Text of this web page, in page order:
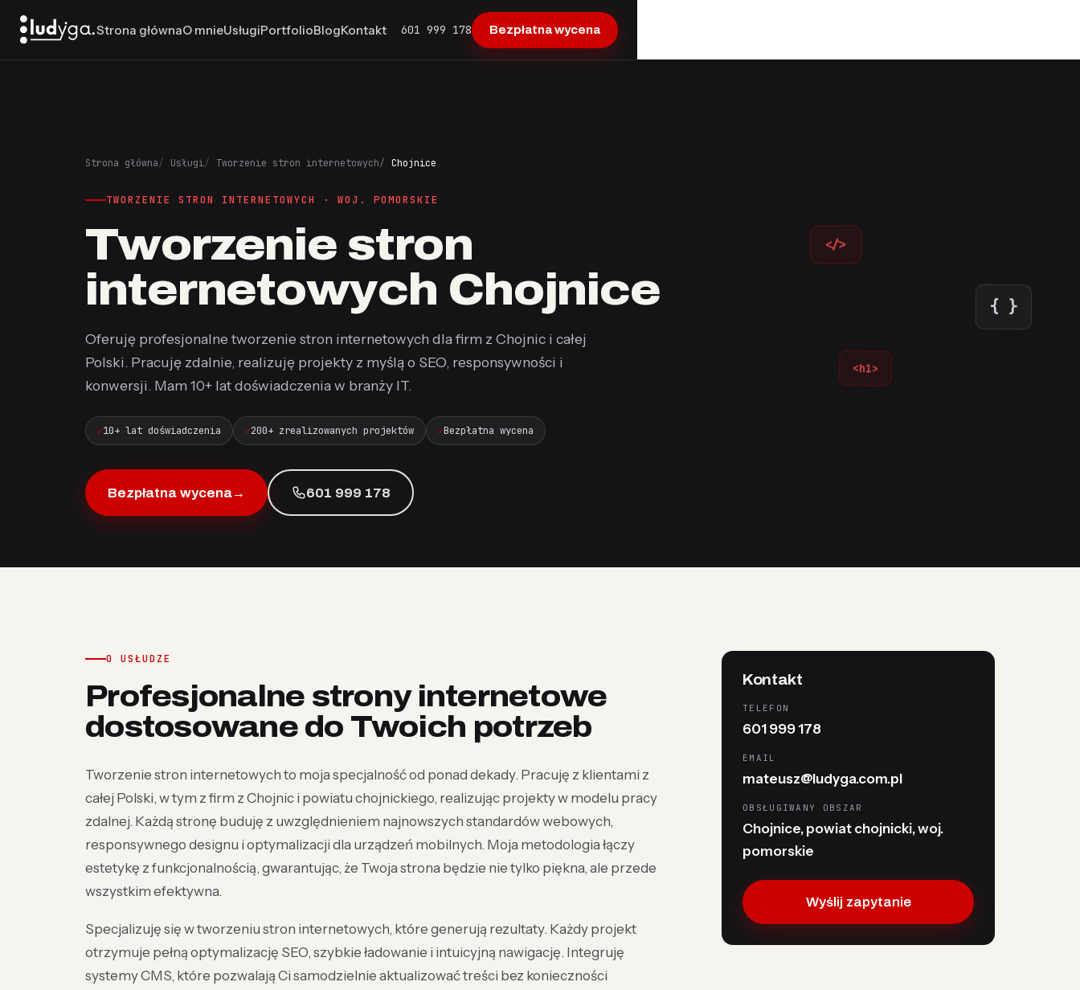
Strona głównaO mnieUsługiPortfolioBlogKontakt 601 999 178 Bezpłatna wycena
</>
{ }
<h1>
Strona główna Usługi Tworzenie stron internetowych Chojnice
TWORZENIE STRON INTERNETOWYCH · WOJ. POMORSKIE
Tworzenie stron
internetowych Chojnice
Oferuję profesjonalne tworzenie stron internetowych dla firm z Chojnic i całej
Polski. Pracuję zdalnie, realizuję projekty z myślą o SEO, responsywności i
konwersji. Mam 10+ lat doświadczenia w branży IT.
10+ lat doświadczenia 200+ zrealizowanych projektów Bezpłatna wycena
Bezpłatna wycena→ 601 999 178
O USŁUDZE
Profesjonalne strony internetowe
dostosowane do Twoich potrzeb
Tworzenie stron internetowych to moja specjalność od ponad dekady. Pracuję z klientami z
całej Polski, w tym z firm z Chojnic i powiatu chojnickiego, realizując projekty w modelu pracy
zdalnej. Każdą stronę buduję z uwzględnieniem najnowszych standardów webowych,
responsywnego designu i optymalizacji dla urządzeń mobilnych. Moja metodologia łączy
estetykę z funkcjonalnością, gwarantując, że Twoja strona będzie nie tylko piękna, ale przede
wszystkim efektywna.
Specjalizuję się w tworzeniu stron internetowych, które generują rezultaty. Każdy projekt
otrzymuje pełną optymalizację SEO, szybkie ładowanie i intuicyjną nawigację. Integruję
systemy CMS, które pozwalają Ci samodzielnie aktualizować treści bez konieczności
Kontakt
TELEFON
601 999 178
EMAIL
mateusz@ludyga.com.pl
OBSŁUGIWANY OBSZAR
Chojnice, powiat chojnicki, woj.
pomorskie
Wyślij zapytanie